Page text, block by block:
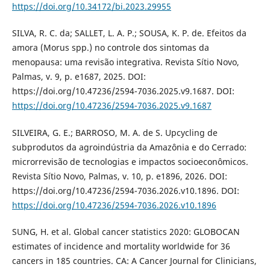
https://doi.org/10.34172/bi.2023.29955
SILVA, R. C. da; SALLET, L. A. P.; SOUSA, K. P. de. Efeitos da
amora (Morus spp.) no controle dos sintomas da
menopausa: uma revisão integrativa. Revista Sítio Novo,
Palmas, v. 9, p. e1687, 2025. DOI:
https://doi.org/10.47236/2594-7036.2025.v9.1687. DOI:
https://doi.org/10.47236/2594-7036.2025.v9.1687
SILVEIRA, G. E.; BARROSO, M. A. de S. Upcycling de
subprodutos da agroindústria da Amazônia e do Cerrado:
microrrevisão de tecnologias e impactos socioeconômicos.
Revista Sítio Novo, Palmas, v. 10, p. e1896, 2026. DOI:
https://doi.org/10.47236/2594-7036.2026.v10.1896. DOI:
https://doi.org/10.47236/2594-7036.2026.v10.1896
SUNG, H. et al. Global cancer statistics 2020: GLOBOCAN
estimates of incidence and mortality worldwide for 36
cancers in 185 countries. CA: A Cancer Journal for Clinicians,